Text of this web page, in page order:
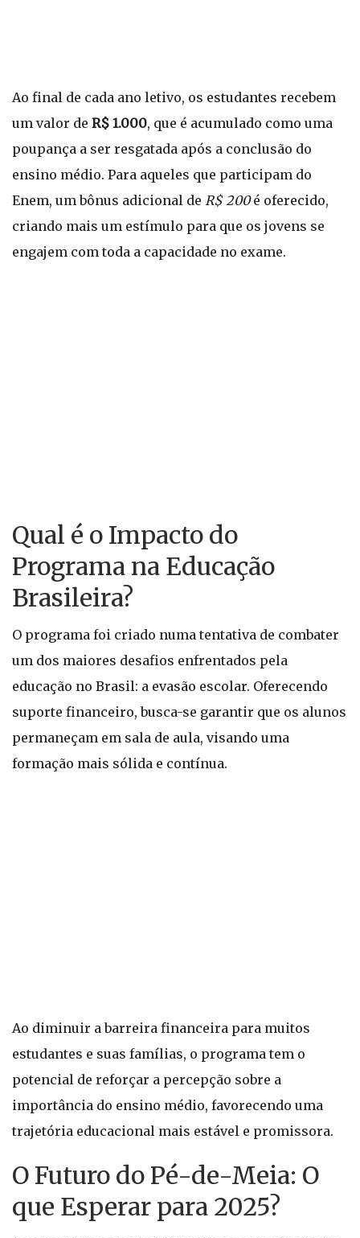
Ao final de cada ano letivo, os estudantes recebem
um valor de R$ 1.000, que é acumulado como uma
poupança a ser resgatada após a conclusão do
ensino médio. Para aqueles que participam do
Enem, um bônus adicional de R$ 200é oferecido,
criando mais um estímulo para que os jovens se
engajem com toda a capacidade no exame.
Qual é o Impacto do
Programa na Educação
Brasileira?
O programa foi criado numa tentativa de combater
um dos maiores desafios enfrentados pela
educação no Brasil: a evasão escolar. Oferecendo
suporte financeiro, busca-se garantir que os alunos
permaneçam em sala de aula, visando uma
formação mais sólida e contínua.
Ao diminuir a barreira financeira para muitos
estudantes e suas famílias, o programa tem o
potencial de reforçar a percepção sobre a
importância do ensino médio, favorecendo uma
trajetória educacional mais estável e promissora.
O Futuro do Pé-de-Meia: O
que Esperar para 2025?